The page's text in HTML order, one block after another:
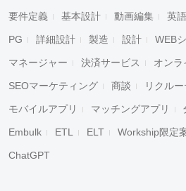
要件定義 基本設計 動画編集 英語
PG 詳細設計 製造 設計 WEB
マネージャー 決済サービス オンラ
SEOマーケティング 商談 リクル
モバイルアプリ マッチングアプリ
Embulk ETL ELT Workship限定
ChatGPT